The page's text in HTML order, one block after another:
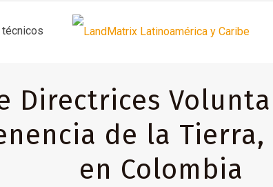
Directrices
de la
en Colombia